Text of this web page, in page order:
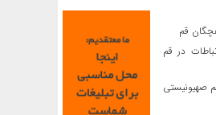
قم
در قم
صهیونیستی